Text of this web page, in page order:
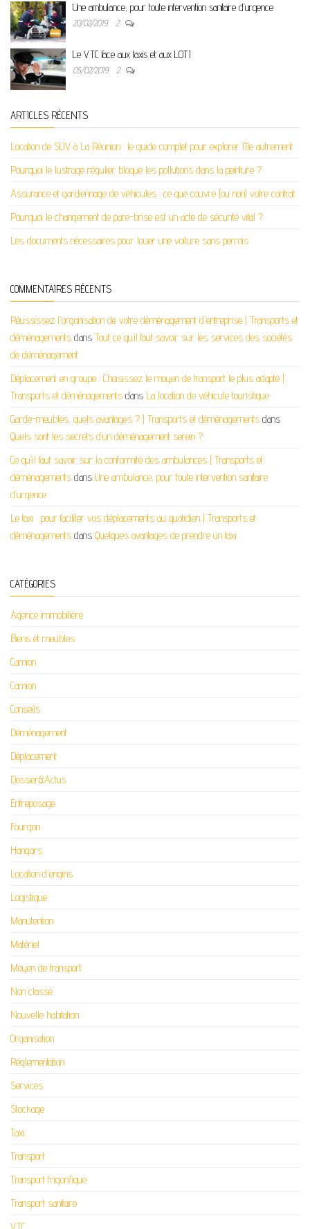
Une ambulance, pour toute intervention sanitaire d’urgence
20/02/2019 2
Le VTC face aux taxis et aux LOTI
05/02/2019 2
ARTICLES RÉCENTS
Location de SUV à La Réunion : le guide complet pour explorer l’île autrement
Pourquoi le lustrage régulier bloque les pollutions dans la peinture ?
Assurance et gardiennage de véhicules : ce que couvre (ou non) votre contrat
Pourquoi le changement de pare-brise est un acte de sécurité vital ?
Les documents nécessaires pour louer une voiture sans permis
COMMENTAIRES RÉCENTS
Réussissez l'organisation de votre déménagement d'entreprise | Transports et
déménagements dans Tout ce qu’il faut savoir sur les services des sociétés
de déménagement
Déplacement en groupe : Choisissez le moyen de transport le plus adapté |
Transports et déménagements dans La location de véhicule touristique
Garde-meubles, quels avantages ? | Transports et déménagements dans
Quels sont les secrets d’un déménagement serein ?
Ce qu'il faut savoir sur la conformité des ambulances | Transports et
déménagements dans Une ambulance, pour toute intervention sanitaire
d’urgence
Le taxi : pour faciliter vos déplacements au quotidien | Transports et
déménagements dans Quelques avantages de prendre un taxi
CATÉGORIES
Agence immobilière
Biens et meubles
Camion
Camion
Conseils
Déménagement
Déplacement
Dossier&Actus
Entreposage
Fourgon
Hangars
Location d'engins
Logistique
Manutention
Matériel
Moyen de transport
Non classé
Nouvelle habitation
Organisation
Réglementation
Services
Stockage
Taxi
Transport
Transport frigorifique
Transport sanitaire
VTC